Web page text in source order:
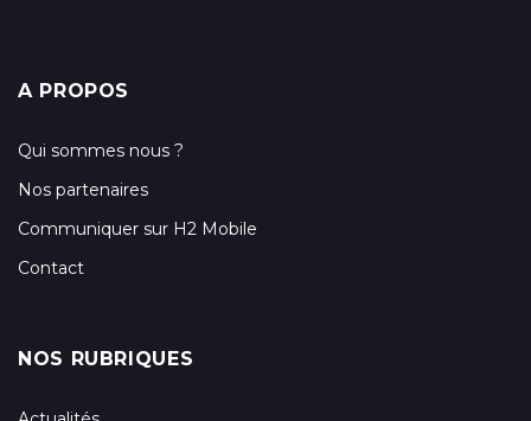
A PROPOS
Qui sommes nous ?
Nos partenaires
Communiquer sur H2 Mobile
Contact
NOS RUBRIQUES